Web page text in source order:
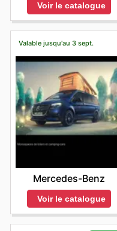
Voir le catalogue
Valable jusqu'au 3 sept.
Mercedes-Benz
Voir le catalogue